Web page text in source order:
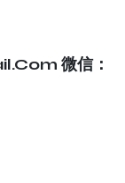
微信：